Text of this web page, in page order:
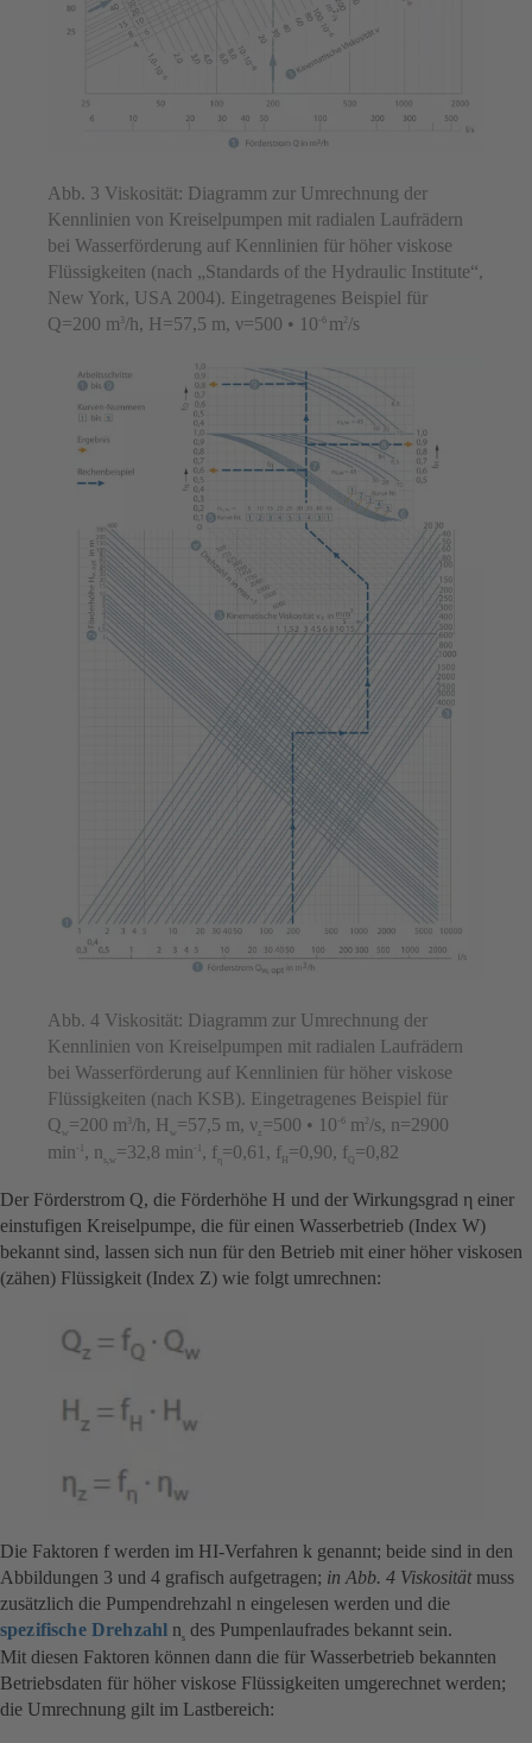
Abb. 3 Viskosität: Diagramm zur Umrechnung der
Kennlinien von Kreiselpumpen mit radialen Laufrädern
bei Wasserförderung auf Kennlinien für höher viskose
Flüssigkeiten (nach „Standards of the Hydraulic Institute“,
New York, USA 2004). Eingetragenes Beispiel für
Q=200 m 3/h, H=57,5 m, ν=500 • 10 -6 m2/s
Abb. 4 Viskosität: Diagramm zur Umrechnung der
Kennlinien von Kreiselpumpen mit radialen Laufrädern
bei Wasserförderung auf Kennlinien für höher viskose
Flüssigkeiten (nach KSB). Eingetragenes Beispiel für
Qw =200 m 3 /h, H w =57,5 m, νz =500 • 10 -6 m2 /s, n=2900
min -1 , n s,w =32,8 min -1 , fη=0,61, f =0,90, fQ =0,82
Der Förderstrom Q, die Förderhöhe H und der Wirkungsgrad η einer
einstufigen Kreiselpumpe, die für einen Wasserbetrieb (Index W)
bekannt sind, lassen sich nun für den Betrieb mit einer höher viskosen
(zähen) Flüssigkeit (Index Z) wie folgt umrechnen:
Die Faktoren f werden im HI-Verfahren k genannt; beide sind in den
Abbildungen 3 und 4 grafisch aufgetragen; in Abb. 4 Viskositätmuss
zusätzlich die Pumpendrehzahl n eingelesen werden und die
spezifische Drehzahl ns des Pumpenlaufrades bekannt sein.
Mit diesen Faktoren können dann die für Wasserbetrieb bekannten
Betriebsdaten für höher viskose Flüssigkeiten umgerechnet werden;
die Umrechnung gilt im Lastbereich: